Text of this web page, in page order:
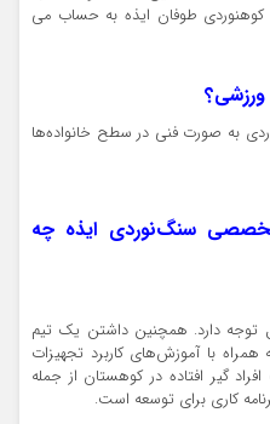
کوهنوردی طوفان ایذه به حساب می
به صورت فنی در سطح خانواده‌ها
سنگ‌نوردی ایذه چه
توجه دارد. همچنین داشتن یک تیم
با آموزش‌های کاربرد تجهیزات
گیر افتاده در کوهستان از جمله
کاری برای توسعه است.